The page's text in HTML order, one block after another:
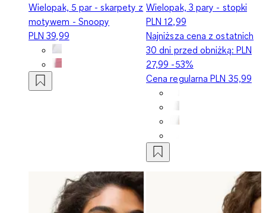
Wielopak, 5 par - skarpety z
motywem - Snoopy
PLN 39,99
Wielopak, 3 pary - stopki
PLN 12,99
Najniższa cena z ostatnich
30 dni przed obniżką: PLN
27,99 -53%
Cena regularnaPLN 35,99